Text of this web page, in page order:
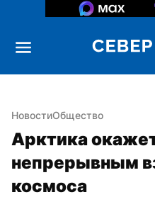
НовостиОбщество
Арктика
непрерывным
космоса